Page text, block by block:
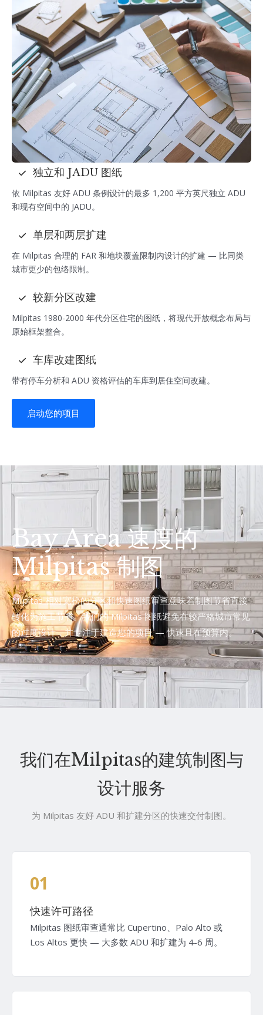
独立和 JADU 图纸
依 Milpitas 友好 ADU 条例设计的最多 1,200 平方英尺独立 ADU
和现有空间中的 JADU。
单层和两层扩建
在 Milpitas 合理的 FAR 和地块覆盖限制内设计的扩建 — 比同类
城市更少的包络限制。
较新分区改建
Milpitas 1980-2000 年代分区住宅的图纸，将现代开放概念布局与
原始框架整合。
车库改建图纸
带有停车分析和 ADU 资格评估的车库到居住空间改建。
启动您的项目
Bay Area 速度的
Milpitas 制图
Milpitas 相对宽松的分区和快速图纸审查意味着制图节省直接
转化为施工节省。我们的 Milpitas 图纸避免在较严格城市常见
的过度设计，并专注于建造您的项目 — 快速且在预算内。
我们在Milpitas的建筑制图与
设计服务
为 Milpitas 友好 ADU 和扩建分区的快速交付制图。
01
快速许可路径
Milpitas 图纸审查通常比 Cupertino、Palo Alto 或
Los Altos 更快 — 大多数 ADU 和扩建为 4-6 周。